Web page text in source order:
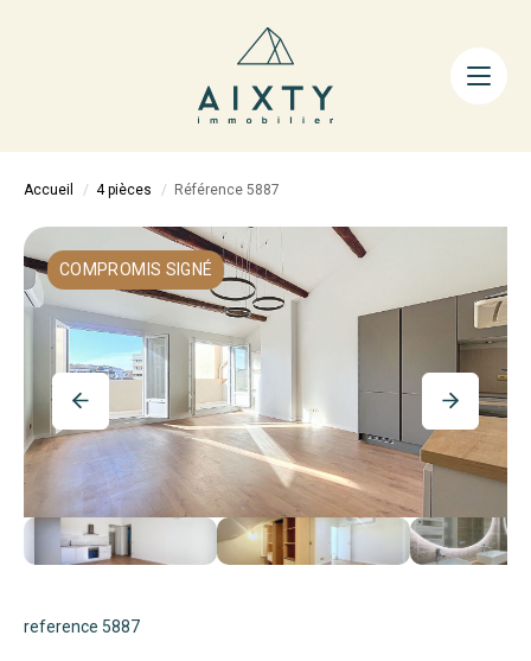
ACHETER
LA MÉTHODE
AIXTY & VOUS
Nos Agences
Nos Équipes
Nos Tarifs
Nos Biens Vendus
Notre City Guide
Accueil 4 pièces Référence 5887
COMPROMIS SIGNÉ
reference 5887